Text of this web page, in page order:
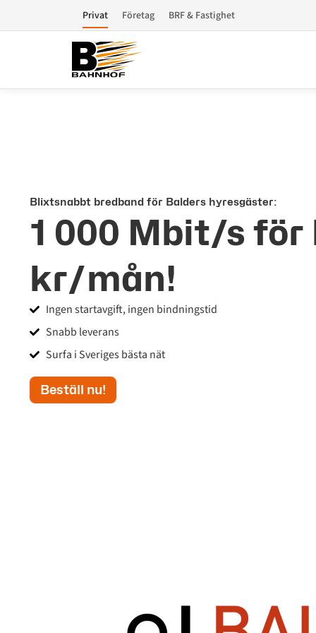
Privat Företag BRF & Fastighet
Blixtsnabbt bredband för Balders hyresgäster:
1 000 Mbit/s för
kr/mån!
Ingen startavgift, ingen bindningstid
Snabb leverans
Surfa i Sveriges bästa nät
Beställ nu!